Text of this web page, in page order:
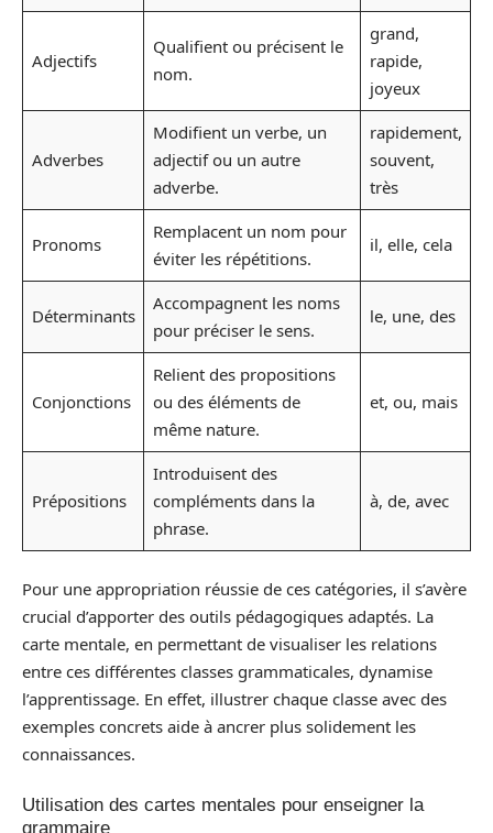
Adjectifs
Qualifient ou précisent le
nom.
grand,
rapide,
joyeux
Adverbes
Modifient un verbe, un
adjectif ou un autre
adverbe.
rapidement,
souvent,
très
Pronoms
Remplacent un nom pour
éviter les répétitions.
il, elle, cela
Déterminants
Accompagnent les noms
pour préciser le sens.
le, une, des
Conjonctions
Relient des propositions
ou des éléments de
même nature.
et, ou, mais
Prépositions
Introduisent des
compléments dans la
phrase.
à, de, avec
Pour une appropriation réussie de ces catégories, il s’avère
crucial d’apporter des outils pédagogiques adaptés. La
carte mentale, en permettant de visualiser les relations
entre ces différentes classes grammaticales, dynamise
l’apprentissage. En effet, illustrer chaque classe avec des
exemples concrets aide à ancrer plus solidement les
connaissances.
Utilisation des cartes mentales pour enseigner la
grammaire